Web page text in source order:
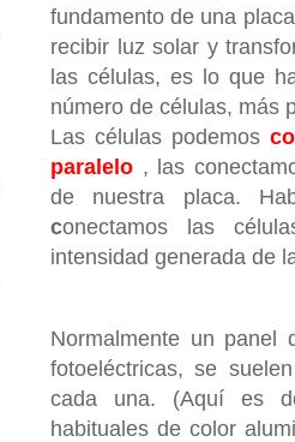
fundamento de una
recibir luz solar y
las células, es lo que
número de células, más
Las células podemos
paralelo , las
de nuestra placa.
conectamos las
intensidad generada de
Normalmente un panel
fotoeléctricas, se
cada una. (Aquí es
habituales de color